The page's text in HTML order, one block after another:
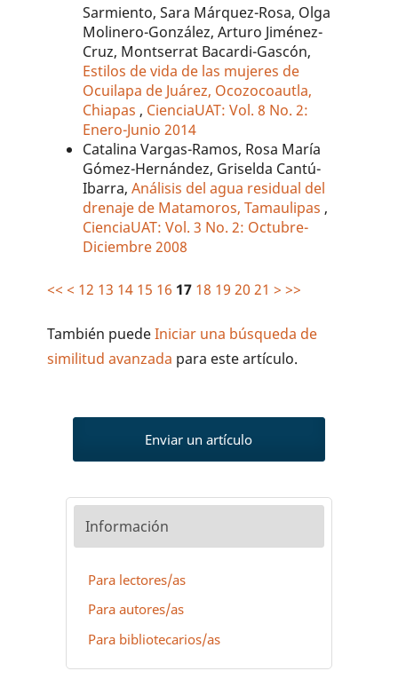
Sarmiento, Sara Márquez-Rosa, Olga
Molinero-González, Arturo Jiménez-
Cruz, Montserrat Bacardi-Gascón,
Estilos de vida de las mujeres de
Ocuilapa de Juárez, Ocozocoautla,
Chiapas , CienciaUAT: Vol. 8 No. 2:
Enero-Junio 2014
Catalina Vargas-Ramos, Rosa María
Gómez-Hernández, Griselda Cantú-
Ibarra,Análisis del agua residual del
drenaje de Matamoros, Tamaulipas ,
CienciaUAT: Vol. 3 No. 2: Octubre-
Diciembre 2008
<< < 12 13 14 15 16 17 18 19 20 21 > >>
También puedeIniciar una búsqueda de
similitud avanzada para este artículo.
Enviar un artículo
Información
Para lectores/as
Para autores/as
Para bibliotecarios/as